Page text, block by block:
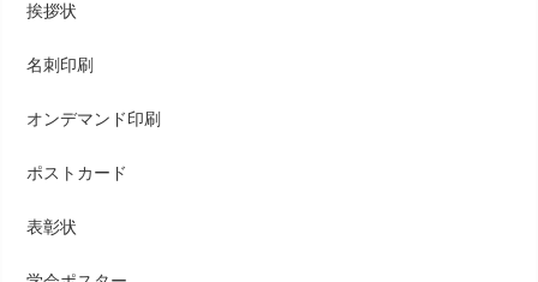
挨拶状
名刺印刷
オンデマンド印刷
ポストカード
表彰状